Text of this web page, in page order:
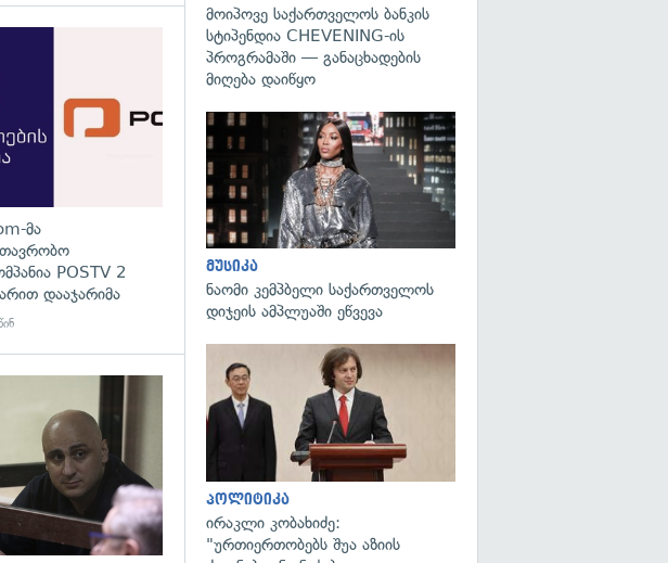
გადახედვა
მა
POSTV 2
დააჯარიმა
გადახედვა
მოიპოვე საქართველოს ბანკის
სტიპენდია CHEVENING-ის
პროგრამაში — განაცხადების
მიღება დაიწყო
მუსიკა
ნაომი კემპბელი საქართველოს
დიჯეის ამპლუაში ეწვევა
პოლიტიკა
ირაკლი კობახიძე:
"ურთიერთობებს შუა აზიის